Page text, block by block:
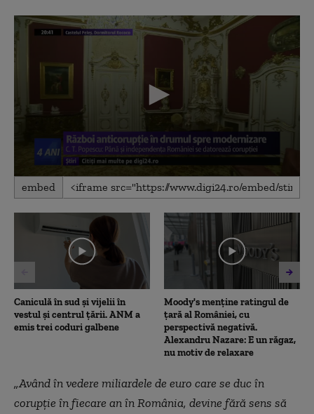
0
seconds
24
minutes,
embed
Caniculă în sud și vijelii în
vestul și centrul țării. ANM a
emis trei coduri galbene
Moody's menține ratingul de
țară al României, cu
perspectivă negativă.
Alexandru Nazare: E un răgaz,
nu motiv de relaxare
„Având în vedere miliardele de euro care se duc în
corupție în fiecare an în România, devine fără sens să